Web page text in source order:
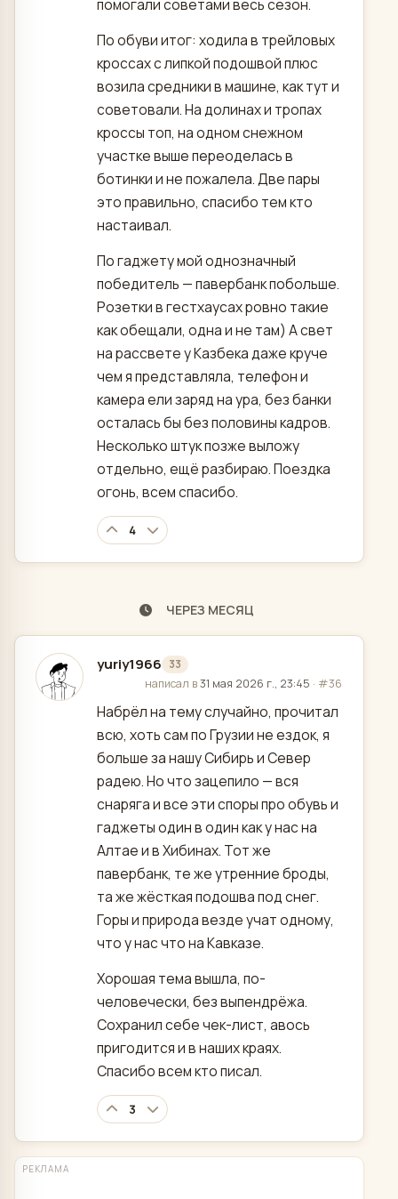
помогали советами весь сезон.
По обуви итог: ходила в трейловых
кроссах с липкой подошвой плюс
возила средники в машине, как тут и
советовали. На долинах и тропах
кроссы топ, на одном снежном
участке выше переоделась в
ботинки и не пожалела. Две пары
это правильно, спасибо тем кто
настаивал.
По гаджету мой однозначный
победитель — павербанк побольше.
Розетки в гестхаусах ровно такие
как обещали, одна и не там) А свет
на рассвете у Казбека даже круче
чем я представляла, телефон и
камера ели заряд на ура, без банки
осталась бы без половины кадров.
Несколько штук позже выложу
отдельно, ещё разбираю. Поездка
огонь, всем спасибо.
4
ЧЕРЕЗ МЕСЯЦ
yuriy1966 33
отредактировано
написал в31 мая 2026 г., 23:45 · #36
Набрёл на тему случайно, прочитал
всю, хоть сам по Грузии не ездок, я
больше за нашу Сибирь и Север
радею. Но что зацепило — вся
снаряга и все эти споры про обувь и
гаджеты один в один как у нас на
Алтае и в Хибинах. Тот же
павербанк, те же утренние броды,
та же жёсткая подошва под снег.
Горы и природа везде учат одному,
что у нас что на Кавказе.
Хорошая тема вышла, по-
человечески, без выпендрёжа.
Сохранил себе чек-лист, авось
пригодится и в наших краях.
Спасибо всем кто писал.
3
РЕКЛАМА